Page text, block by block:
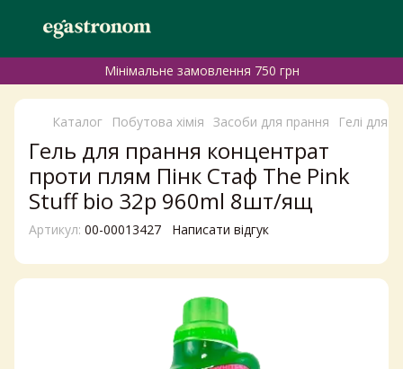
Мінімальне замовлення 750 грн
Каталог Побутова хімія Засоби для прання Гелі для
Гель для прання концентрат
проти плям Пінк Стаф The Pink
Stuff bio 32р 960ml 8шт/ящ
Артикул: 00-00013427 Написати відгук